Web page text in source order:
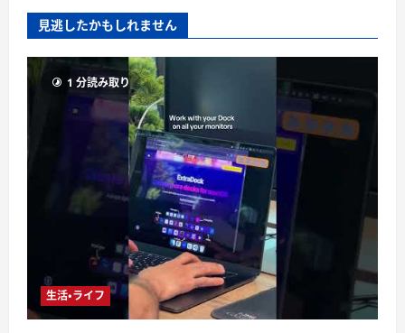
見逃したかもしれません
1 分読み取り
生活・ライフ